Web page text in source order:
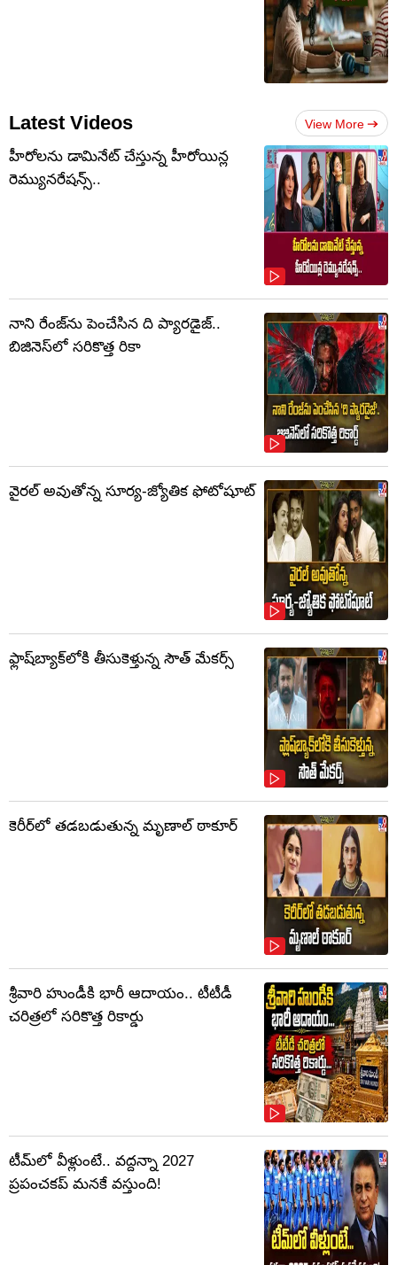
Latest Videos View More
హీరోలను డామినేట్ చేస్తున్న హీరోయిన్ల
రెమ్యునరేషన్స్..
నాని రేంజ్‌ను పెంచేసిన ది ప్యారడైజ్..
బిజినెస్‌లో సరికొత్త రికా
వైరల్ అవుతోన్న సూర్య-జ్యోతిక ఫోటోషూట్
ఫ్లాష్‌బ్యాక్‌లోకి తీసుకెళ్తున్న సౌత్‌ మేకర్స్‌
కెరీర్‌లో తడబడుతున్న మృణాల్ ఠాకూర్
శ్రీవారి హుండీకి భారీ ఆదాయం.. టీటీడీ
చరిత్రలో సరికొత్త రికార్డు
టీమ్‌లో వీళ్లుంటే.. వద్దన్నా 2027
ప్రపంచకప్‌ మనకే వస్తుంది!